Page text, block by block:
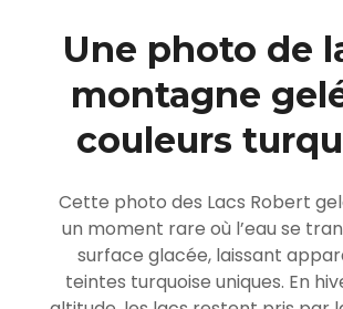
Une photo de
montagne
couleurs
Cette photo des Lacs Robert
un moment rare où l’eau se
surface glacée, laissant
teintes turquoise uniques. En